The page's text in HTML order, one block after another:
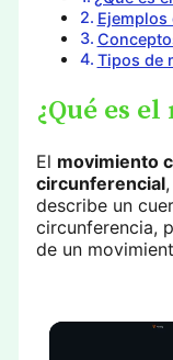
Tipos de
¿Qué es
El movimiento
circunferencial
describe un
circunferencia,
de un